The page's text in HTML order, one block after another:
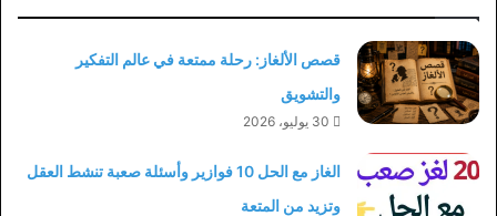
قصص الألغاز: رحلة ممتعة في عالم التفكير
والتشويق
30 يوليو، 2026
الغاز مع الحل 10 فوازير وأسئلة صعبة تنشط العقل
وتزيد من المتعة